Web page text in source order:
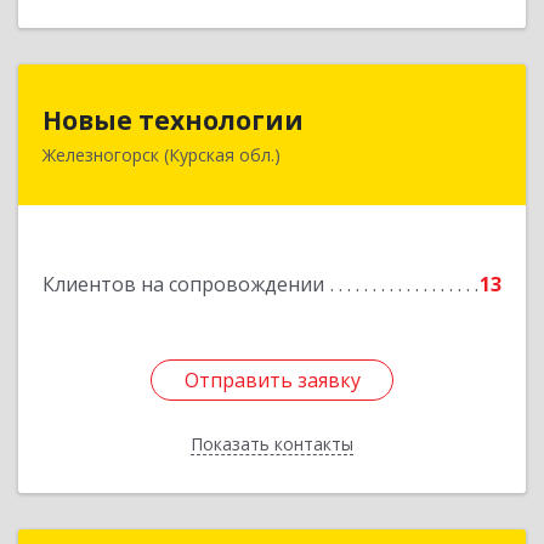
Новые технологии
Железногорск (Курская обл.)
Клиентов на сопровождении 13
Отправить заявку
Показать контакты
307170, Курская обл, Железногорский р-н,
Подробнее
Отправить заявку
Назад